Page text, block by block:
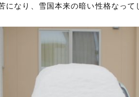
になり、雪国本来の暗い性格なって